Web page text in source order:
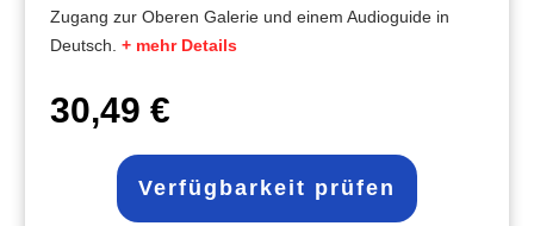
Zugang zur Oberen Galerie und einem Audioguide in
Deutsch. + mehr Details
30,49 €
Verfügbarkeit prüfen